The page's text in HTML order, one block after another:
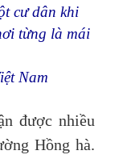
cư dân khi
từng là mái
Nam
được nhiều
Hồng hà.